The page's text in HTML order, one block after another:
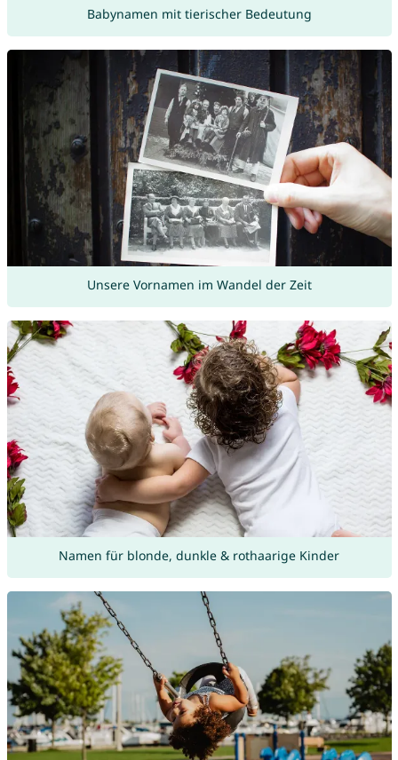
Babynamen mit tierischer Bedeutung
Unsere Vornamen im Wandel der Zeit
Namen für blonde, dunkle & rothaarige Kinder